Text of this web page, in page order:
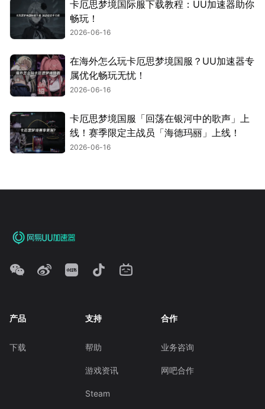
卡厄思梦境国际服下载教程：UU加速器助你
畅玩！
2026-06-16
在海外怎么玩卡厄思梦境国服？UU加速器专
属优化畅玩无忧！
2026-06-16
卡厄思梦境国服「回荡在银河中的歌声」上
线！赛季限定主战员「海德玛丽」上线！
2026-06-16
产品
下载
支持
帮助
游戏资讯
Steam
合作
业务咨询
网吧合作